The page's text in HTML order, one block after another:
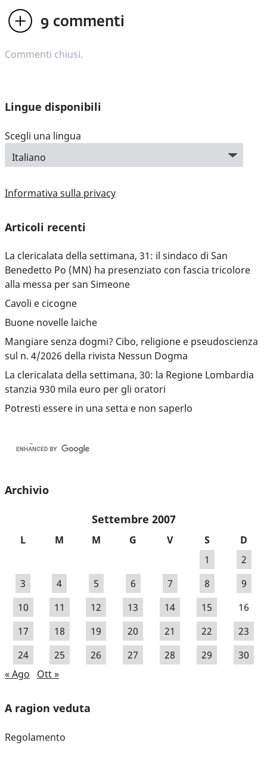
9 commenti
Commenti chiusi.
Lingue disponibili
Scegli una lingua
Informativa sulla privacy
Articoli recenti
La clericalata della settimana, 31: il sindaco di San
Benedetto Po (MN) ha presenziato con fascia tricolore
alla messa per san Simeone
Cavoli e cicogne
Buone novelle laiche
Mangiare senza dogmi? Cibo, religione e pseudoscienza
sul n. 4/2026 della rivista Nessun Dogma
La clericalata della settimana, 30: la Regione Lombardia
stanzia 930 mila euro per gli oratori
Potresti essere in una setta e non saperlo
Archivio
Settembre 2007
L M M G V S
D
1
2
3
4 5 6 7 8
9
10
11 12 13 14 15
16
17
18 19 20 21 22
23
24
25 26 27 28 29
30
« Ago
Ott »
A ragion veduta
Regolamento